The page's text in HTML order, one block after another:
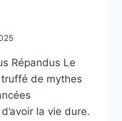
Répandus Le
de mythes
la vie dure.